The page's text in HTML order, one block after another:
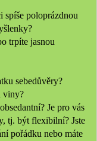
spíše poloprázdnou
trpíte jasnou
sebedůvěry?
viny?
Je pro vás
tj. být flexibilní? Jste
pořádku nebo máte